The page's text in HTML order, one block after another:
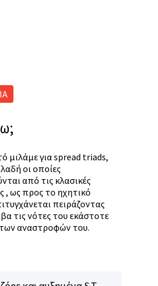
μιλάμε για spread triads,
οι οποίες
από τις κλασικές
, ως προς το ηχητικό
πειράζοντας
τις νότες του εκάστοτε
αναστροφών του.